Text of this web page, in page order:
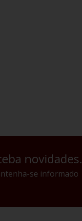
novidades.
se informado